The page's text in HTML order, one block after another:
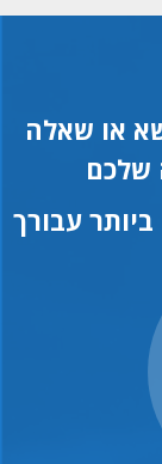
או שאלה
שלכם
עבורך